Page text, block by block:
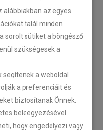
alábbiakban az egyes
talál minden
sorolt sütiket a böngésző
szükségesek a
a weboldal
a preferenciáit és
biztosítanak Önnek.
beleegyezésével
hogy engedélyezi vagy